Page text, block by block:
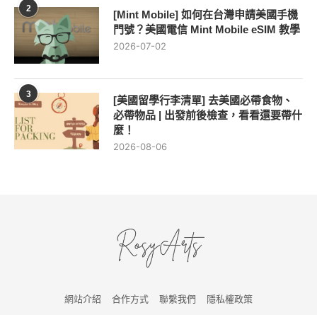
2
[Mint Mobile] 如何在台灣申請美國手機
門號？美國電信 Mint Mobile eSIM 教學
2026-07-02
3
[美國留學行李清單] 去美國必帶食物、
必帶物品 | 出發前後檢查，看看還要帶什
麼！
2026-08-06
網站介紹 合作方式 聯繫我們 隱私權政策